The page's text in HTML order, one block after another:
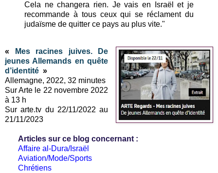
Cela ne changera rien. Je vais en Israël et je
recommande à tous ceux qui se réclament du
judaïsme de quitter ce pays au plus vite."
«
Mes racines juives. De
jeunes Allemands en quête
d’identité »
Allemagne, 2022, 32 minutes
Sur Arte le 22 novembre 2022
à 13 h
Sur arte.tv du 22/11/2022 au
21/11/2023
Articles sur ce blog concernant :
Affaire al-Dura/Israël
Aviation/Mode/Sports
Chrétiens